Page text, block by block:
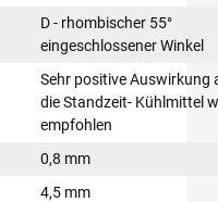
D - rhombischer 55°
eingeschlossener Winkel
Sehr positive Auswirkung
die Standzeit- Kühlmittel
empfohlen
0,8 mm
4,5 mm